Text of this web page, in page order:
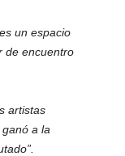
un espacio
de encuentro
artistas
a la